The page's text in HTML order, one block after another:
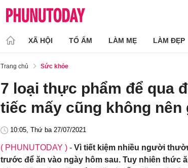
XÃ HỘI TỔ ẤM LÀM MẸ LÀM ĐẸP
Trang chủ Sức khỏe
7 loại thực phẩm để qua
tiếc mấy cũng không nên
10:05, Thứ ba 27/07/2021
( PHUNUTODAY ) - Vì tiết kiệm nhiều người
trước để ăn vào ngày hôm sau. Tuy nhiên thức